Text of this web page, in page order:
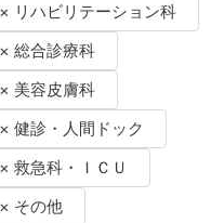
リハビリテーション科
総合診療科
美容皮膚科
健診・人間ドック
救急科・ＩＣＵ
その他